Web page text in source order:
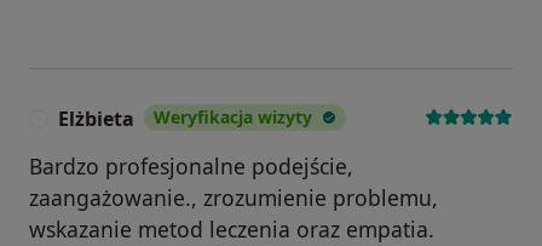
Elżbieta Weryfikacja wizyty
Bardzo profesjonalne podejście,
zaangażowanie., zrozumienie problemu,
wskazanie metod leczenia oraz empatia.